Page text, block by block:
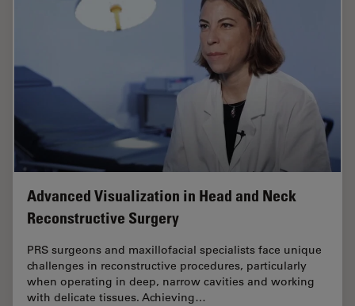
Advanced Visualization in Head and Neck
Reconstructive Surgery
PRS surgeons and maxillofacial specialists face unique
challenges in reconstructive procedures, particularly
when operating in deep, narrow cavities and working
with delicate tissues. Achieving…